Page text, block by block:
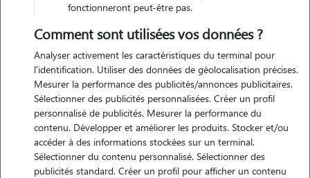
fonctionneront peut-être pas.
Comment sont utilisées vos données ?
Analyser activement les caractéristiques du terminal pour
l'identification. Utiliser des données de géolocalisation précises.
Mesurer la performance des publicités/annonces publicitaires.
Sélectionner des publicités personnalisées. Créer un profil
personnalisé de publicités. Mesurer la performance du
contenu. Développer et améliorer les produits. Stocker et/ou
accéder à des informations stockées sur un terminal.
Sélectionner du contenu personnalisé. Sélectionner des
publicités standard. Créer un profil pour afficher un contenu